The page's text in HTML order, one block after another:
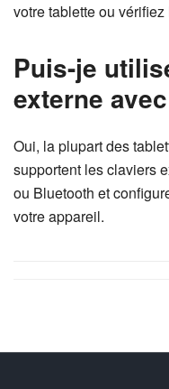
votre tablette ou
Puis-je
externe
Oui, la plupart des
supportent les claviers
ou Bluetooth et
votre appareil.